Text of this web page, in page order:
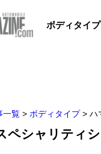
ボディタイプ
一覧 > ボディタイプ > ハ
ペシャリティ